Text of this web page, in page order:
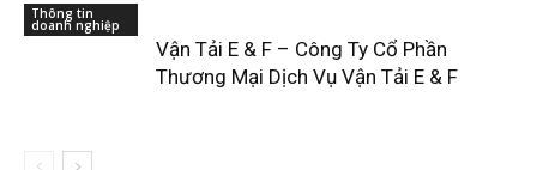
Thông tin
doanh nghiệp
Vận Tải E & F – Công Ty Cổ Phần
Thương Mại Dịch Vụ Vận Tải E & F